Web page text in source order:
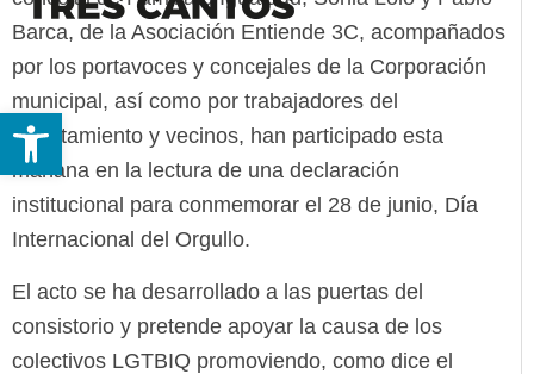
Barca, de la Asociación Entiende 3C, acompañados
por los portavoces y concejales de la Corporación
municipal, así como por trabajadores del
Ayuntamiento y vecinos, han participado esta
mañana en la lectura de una declaración
institucional para conmemorar el 28 de junio, Día
Internacional del Orgullo.
El acto se ha desarrollado a las puertas del
consistorio y pretende apoyar la causa de los
colectivos LGTBIQ promoviendo, como dice el
Abrir barra de herramientas